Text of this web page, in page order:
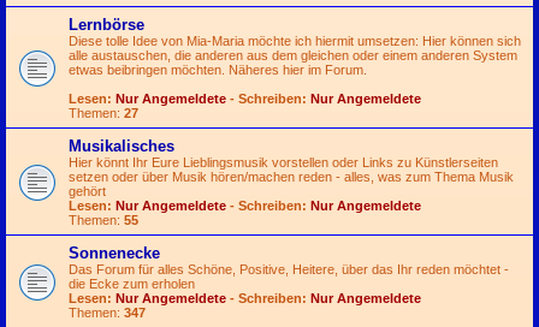
Lernbörse
Diese tolle Idee von Mia-Maria möchte ich hiermit umsetzen: Hier können sich
alle austauschen, die anderen aus dem gleichen oder einem anderen System
etwas beibringen möchten. Näheres hier im Forum.
Lesen: Nur Angemeldete - Schreiben: Nur Angemeldete
Themen: 27
Musikalisches
Hier könnt Ihr Eure Lieblingsmusik vorstellen oder Links zu Künstlerseiten
setzen oder über Musik hören/machen reden - alles, was zum Thema Musik
gehört
Lesen: Nur Angemeldete - Schreiben: Nur Angemeldete
Themen: 55
Sonnenecke
Das Forum für alles Schöne, Positive, Heitere, über das Ihr reden möchtet -
die Ecke zum erholen
Lesen: Nur Angemeldete - Schreiben: Nur Angemeldete
Themen: 347